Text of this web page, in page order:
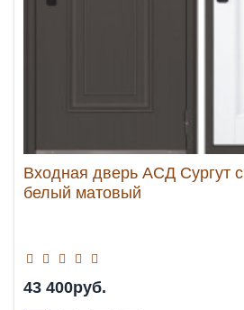
Входная дверь АСД Сургут
белый матовый
43 400руб.